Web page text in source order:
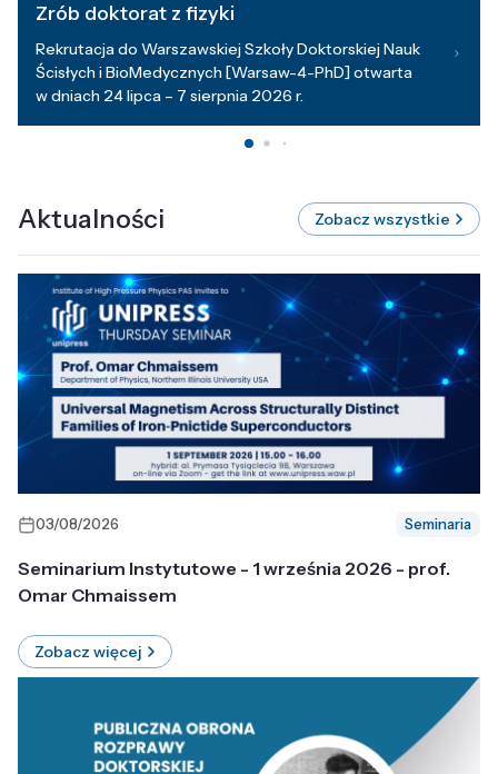
Zrób doktorat z fizyki
Rekrutacja do Warszawskiej Szkoły Doktorskiej Nauk
Ścisłych i BioMedycznych [Warsaw-4-PhD] otwarta
w dniach 24 lipca – 7 sierpnia 2026 r.
Aktualności Zobacz wszystkie
03/08/2026 Seminaria
Seminarium Instytutowe - 1 września 2026 - prof.
Omar Chmaissem
Zobacz więcej